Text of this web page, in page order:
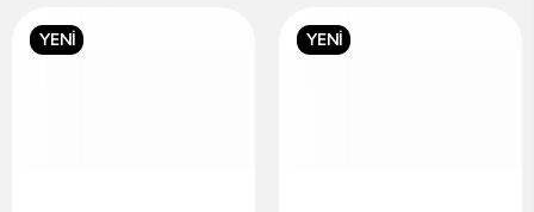
YENİ YENİ